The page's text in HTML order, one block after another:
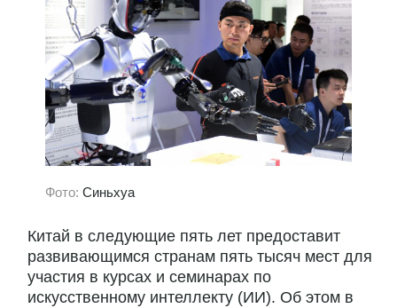
Фото: Синьхуа
Китай в следующие пять лет предоставит
развивающимся странам пять тысяч мест для
участия в курсах и семинарах по
искусственному интеллекту (ИИ). Об этом в